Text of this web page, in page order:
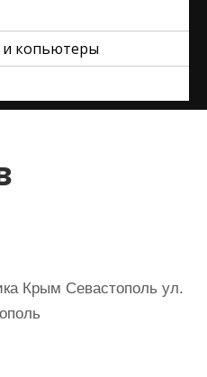
и копьютеры
Крым Севастополь ул.